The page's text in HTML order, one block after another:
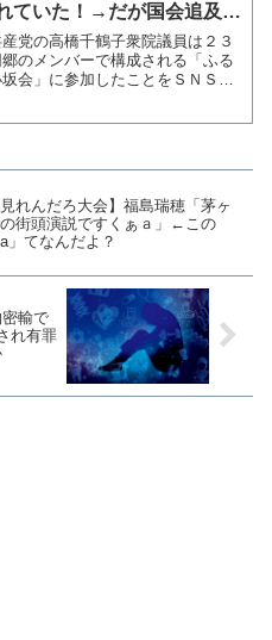
ていた！→だが国会追及は
安倍は嫌い。早くやっつけ
産党の高橋千鶴子衆院議員は２３
郷のメンバーで構成される「ふる
会」に参加したことをＳＮＳで
見れんだろ大会】福島瑞穂「茅ヶ
街頭演説ですくぁａ」←この
a」てなんだよ？
輸で
れ有罪